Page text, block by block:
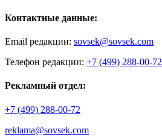
Контактные данные:
Email редакции: sovsek@sovsek.com
Телефон редакции: +7 (499) 288-00-72
Рекламный отдел:
+7 (499) 288-00-72
reklama@sovsek.com